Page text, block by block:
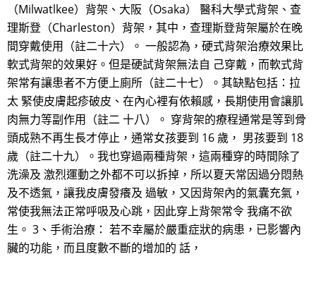
（Milwatlkee）背架、大阪（Osaka） 醫科大學式背架、查
理斯登（Charleston）背架，其中，查理斯登背架屬於在晚
間穿戴使用（註二十六）。 一般認為，硬式背架治療效果比
軟式背架的效果好。但是硬試背架無法自 己穿戴，而軟式背
架常有讓患者不方便上廁所（註二十七）。其缺點包括：拉
太 緊使皮膚起疹破皮、在內心裡有依賴感，長期使用會讓肌
肉無力等副作用（註二 十八）。 穿背架的療程通常是等到骨
頭成熟不再生長才停止，通常女孩要到 16 歲， 男孩要到 18
歲（註二十九）。我也穿過兩種背架，這兩種穿的時間除了
洗澡及 激烈運動之外都不可以拆掉，所以夏天常因過分悶熱
及不透氣，讓我皮膚發癢及 過敏，又因背架內的氣囊充氣，
常使我無法正常呼吸及心跳，因此穿上背架常令 我痛不欲
生。 3、手術治療： 若不幸屬於嚴重症狀的病患，已影響內
臟的功能，而且度數不斷的增加的 話，